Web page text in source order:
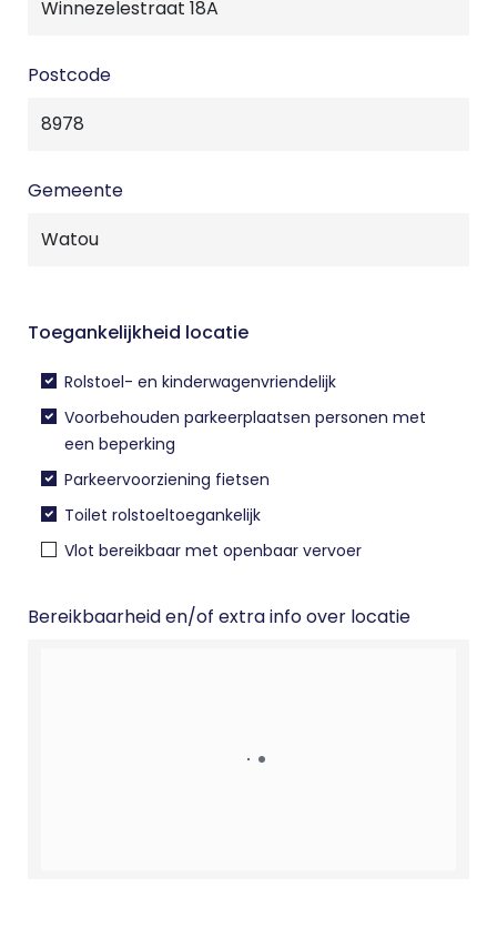
Postcode
Gemeente
Toegankelijkheid locatie
Rolstoel- en kinderwagenvriendelijk
Voorbehouden parkeerplaatsen personen met
een beperking
Parkeervoorziening fietsen
Toilet rolstoeltoegankelijk
Vlot bereikbaar met openbaar vervoer
Bereikbaarheid en/of extra info over locatie